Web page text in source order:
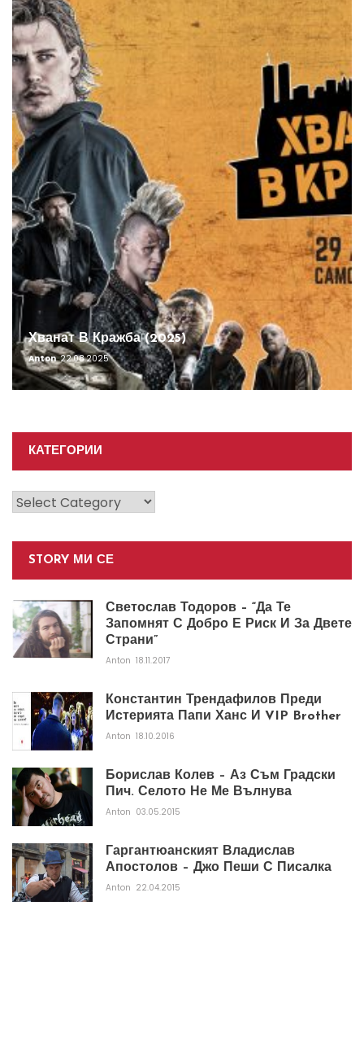
Хванат В Кражба (2025)
Anton 22.08.2025
КАТЕГОРИИ
Категории
STORY МИ СЕ
Светослав Тодоров – “Да Те
Запомнят С Добро Е Риск И За Двете
Страни”
Anton 18.11.2017
Константин Трендафилов Преди
Истерията Папи Ханс И VIP Brother
Anton 18.10.2016
Борислав Колев – Аз Съм Градски
Пич. Селото Не Ме Вълнува
Anton 03.05.2015
Гаргантюанският Владислав
Апостолов – Джо Пеши С Писалка
Anton 22.04.2015